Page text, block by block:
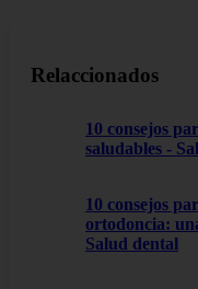
Relaccionados
10 consejos
saludables -
10 consejos
ortodoncia:
Salud dental